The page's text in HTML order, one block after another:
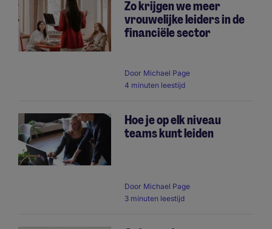
Zo krijgen we meer
vrouwelijke leiders in de
financiële sector
Door Michael Page
4 minuten leestijd
Hoe je op elk niveau
teams kunt leiden
Door Michael Page
3 minuten leestijd